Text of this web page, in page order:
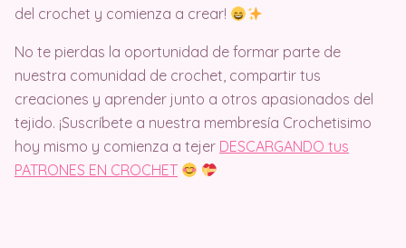
del crochet y comienza a crear!
No te pierdas la oportunidad de formar parte de
nuestra comunidad de crochet, compartir tus
creaciones y aprender junto a otros apasionados del
tejido. ¡Suscríbete a nuestra membresía Crochetisimo
hoy mismo y comienza a tejer DESCARGANDO tus
PATRONES EN CROCHET